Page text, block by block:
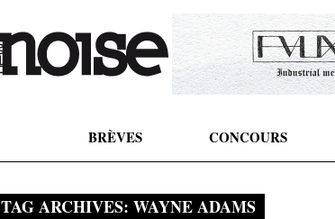
BRÈVES CONCOURS
TAG ARCHIVES: WAYNE ADAMS